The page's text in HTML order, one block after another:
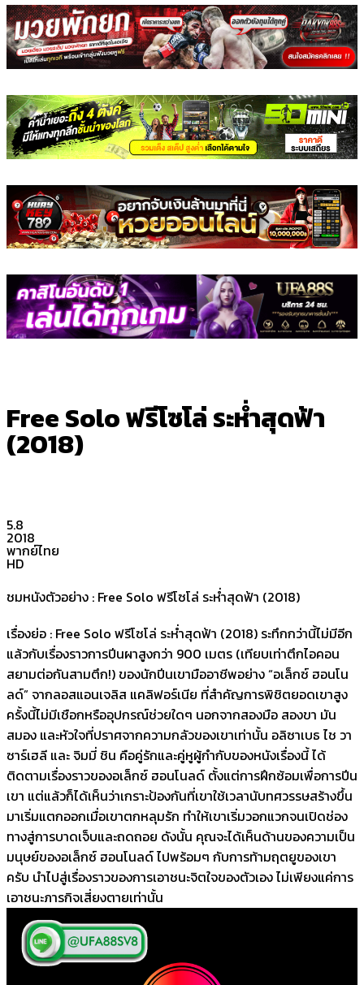
Free Solo ฟรีโซโล่ ระห่ำสุดฟ้า
(2018)
5.8
2018
พากย์ไทย
HD
ชมหนังตัวอย่าง : Free Solo ฟรีโซโล่ ระห่ำสุดฟ้า (2018)
เรื่องย่อ : Free Solo ฟรีโซโล่ ระห่ำสุดฟ้า (2018) ระทึกกว่านี้ไม่มีอีก
แล้วกับเรื่องราวการปีนผาสูงกว่า 900 เมตร (เทียบเท่าตึกไอคอน
สยามต่อกันสามตึก!) ของนักปีนเขามืออาชีพอย่าง “อเล็กซ์ ฮอนโน
ลด์” จากลอสแอนเจลิส แคลิฟอร์เนีย ที่สำคัญการพิชิตยอดเขาสูง
ครั้งนี้ไม่มีเชือกหรืออุปกรณ์ช่วยใดๆ นอกจากสองมือ สองขา มัน
สมอง และหัวใจที่ปราศจากความกลัวของเขาเท่านั้น อลิซาเบธ ไช วา
ซาร์เฮลี และ จิมมี่ ชิน คือคู่รักและคู่หูผู้กำกับของหนังเรื่องนี้ ได้
ติดตามเรื่องราวของอเล็กซ์ ฮอนโนลด์ ตั้งแต่การฝึกซ้อมเพื่อการปีน
เขา แต่แล้วก็ได้เห็นว่าเกราะป้องกันที่เขาใช้เวลานับทศวรรษสร้างขึ้น
มาเริ่มแตกออกเมื่อเขาตกหลุมรัก ทำให้เขาเริ่มวอกแวกจนเปิดช่อง
ทางสู่การบาดเจ็บและถดถอย ดังนั้น คุณจะได้เห็นด้านของความเป็น
มนุษย์ของอเล็กซ์ ฮอนโนลด์ ไปพร้อมๆ กับการท้ามฤตยูของเขา
ครับ นำไปสู่เรื่องราวของการเอาชนะจิตใจของตัวเอง ไม่เพียงแค่การ
เอาชนะภารกิจเสี่ยงตายเท่านั้น